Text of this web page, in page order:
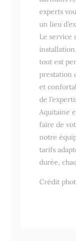
experts
un lieu
Le service
tout est
prestation
et
de
Aquitaine
faire de
notre
tarifs
durée,
Crédit